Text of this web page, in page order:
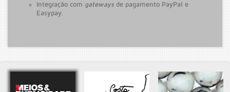
Integração com gateways de pagamento PayPal e
Easypay.